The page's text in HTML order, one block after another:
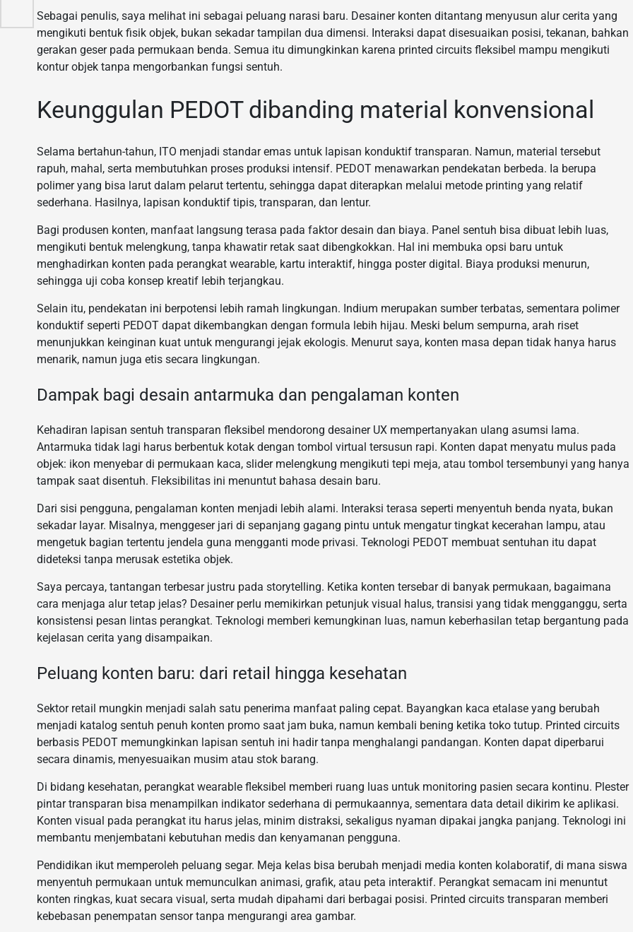
Sebagai penulis, saya melihat ini sebagai peluang narasi baru. Desainer konten ditantang menyusun alur cerita yang
mengikuti bentuk fisik objek, bukan sekadar tampilan dua dimensi. Interaksi dapat disesuaikan posisi, tekanan, bahkan
gerakan geser pada permukaan benda. Semua itu dimungkinkan karena printed circuits fleksibel mampu mengikuti
kontur objek tanpa mengorbankan fungsi sentuh.
Keunggulan PEDOT dibanding material konvensional
Selama bertahun-tahun, ITO menjadi standar emas untuk lapisan konduktif transparan. Namun, material tersebut
rapuh, mahal, serta membutuhkan proses produksi intensif. PEDOT menawarkan pendekatan berbeda. Ia berupa
polimer yang bisa larut dalam pelarut tertentu, sehingga dapat diterapkan melalui metode printing yang relatif
sederhana. Hasilnya, lapisan konduktif tipis, transparan, dan lentur.
Bagi produsen konten, manfaat langsung terasa pada faktor desain dan biaya. Panel sentuh bisa dibuat lebih luas,
mengikuti bentuk melengkung, tanpa khawatir retak saat dibengkokkan. Hal ini membuka opsi baru untuk
menghadirkan konten pada perangkat wearable, kartu interaktif, hingga poster digital. Biaya produksi menurun,
sehingga uji coba konsep kreatif lebih terjangkau.
Selain itu, pendekatan ini berpotensi lebih ramah lingkungan. Indium merupakan sumber terbatas, sementara polimer
konduktif seperti PEDOT dapat dikembangkan dengan formula lebih hijau. Meski belum sempurna, arah riset
menunjukkan keinginan kuat untuk mengurangi jejak ekologis. Menurut saya, konten masa depan tidak hanya harus
menarik, namun juga etis secara lingkungan.
Dampak bagi desain antarmuka dan pengalaman konten
Kehadiran lapisan sentuh transparan fleksibel mendorong desainer UX mempertanyakan ulang asumsi lama.
Antarmuka tidak lagi harus berbentuk kotak dengan tombol virtual tersusun rapi. Konten dapat menyatu mulus pada
objek: ikon menyebar di permukaan kaca, slider melengkung mengikuti tepi meja, atau tombol tersembunyi yang hanya
tampak saat disentuh. Fleksibilitas ini menuntut bahasa desain baru.
Dari sisi pengguna, pengalaman konten menjadi lebih alami. Interaksi terasa seperti menyentuh benda nyata, bukan
sekadar layar. Misalnya, menggeser jari di sepanjang gagang pintu untuk mengatur tingkat kecerahan lampu, atau
mengetuk bagian tertentu jendela guna mengganti mode privasi. Teknologi PEDOT membuat sentuhan itu dapat
dideteksi tanpa merusak estetika objek.
Saya percaya, tantangan terbesar justru pada storytelling. Ketika konten tersebar di banyak permukaan, bagaimana
cara menjaga alur tetap jelas? Desainer perlu memikirkan petunjuk visual halus, transisi yang tidak mengganggu, serta
konsistensi pesan lintas perangkat. Teknologi memberi kemungkinan luas, namun keberhasilan tetap bergantung pada
kejelasan cerita yang disampaikan.
Peluang konten baru: dari retail hingga kesehatan
Sektor retail mungkin menjadi salah satu penerima manfaat paling cepat. Bayangkan kaca etalase yang berubah
menjadi katalog sentuh penuh konten promo saat jam buka, namun kembali bening ketika toko tutup. Printed circuits
berbasis PEDOT memungkinkan lapisan sentuh ini hadir tanpa menghalangi pandangan. Konten dapat diperbarui
secara dinamis, menyesuaikan musim atau stok barang.
Di bidang kesehatan, perangkat wearable fleksibel memberi ruang luas untuk monitoring pasien secara kontinu. Plester
pintar transparan bisa menampilkan indikator sederhana di permukaannya, sementara data detail dikirim ke aplikasi.
Konten visual pada perangkat itu harus jelas, minim distraksi, sekaligus nyaman dipakai jangka panjang. Teknologi ini
membantu menjembatani kebutuhan medis dan kenyamanan pengguna.
Pendidikan ikut memperoleh peluang segar. Meja kelas bisa berubah menjadi media konten kolaboratif, di mana siswa
menyentuh permukaan untuk memunculkan animasi, grafik, atau peta interaktif. Perangkat semacam ini menuntut
konten ringkas, kuat secara visual, serta mudah dipahami dari berbagai posisi. Printed circuits transparan memberi
kebebasan penempatan sensor tanpa mengurangi area gambar.